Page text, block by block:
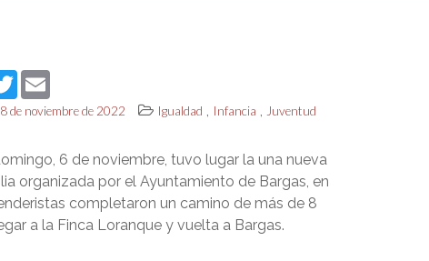
TwitterEmail
de noviembre de 2022 Igualdad , Infancia , Juventud
6 de noviembre, tuvo lugar la una nueva
organizada por el Ayuntamiento de Bargas, en
completaron un camino de más de 8
a la Finca Loranque y vuelta a Bargas.